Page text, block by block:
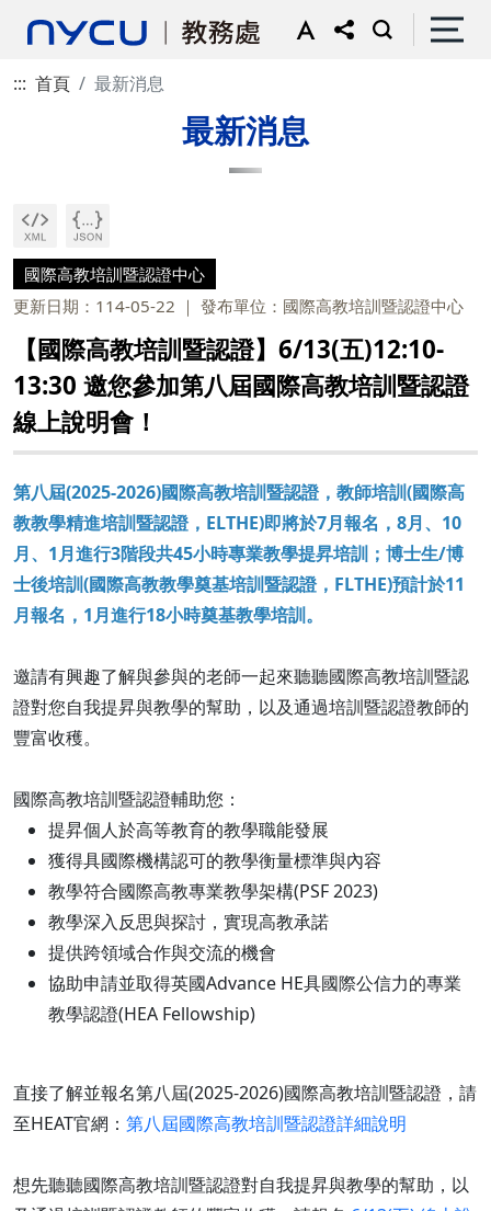
::: 首頁 最新消息
最新消息
國際高教培訓暨認證中心
更新日期：114-05-22
發布單位：國際高教培訓暨認證中心
【國際高教培訓暨認證】6/13(五)12:10-
13:30 邀您參加第八屆國際高教培訓暨認證
線上說明會！
第八屆(2025-2026)國際高教培訓暨認證，教師培訓(國際高
教教學精進培訓暨認證，ELTHE)即將於7月報名，8月、10
月、1月進行3階段共45小時專業教學提昇培訓；博士生/博
士後培訓(國際高教教學奠基培訓暨認證，FLTHE)預計於11
月報名，1月進行18小時奠基教學培訓。
邀請有興趣了解與參與的老師一起來聽聽國際高教培訓暨認
證對您自我提昇與教學的幫助，以及通過培訓暨認證教師的
豐富收穫。
國際高教培訓暨認證輔助您：
提昇個人於高等教育的教學職能發展
獲得具國際機構認可的教學衡量標準與內容
教學符合國際高教專業教學架構(PSF 2023)
教學深入反思與探討，實現高教承諾
提供跨領域合作與交流的機會
協助申請並取得英國Advance HE具國際公信力的專業
教學認證(HEA Fellowship)
直接了解並報名第八屆(2025-2026)國際高教培訓暨認證，請
至HEAT官網： 第八屆國際高教培訓暨認證詳細說明
想先聽聽國際高教培訓暨認證對自我提昇與教學的幫助，以